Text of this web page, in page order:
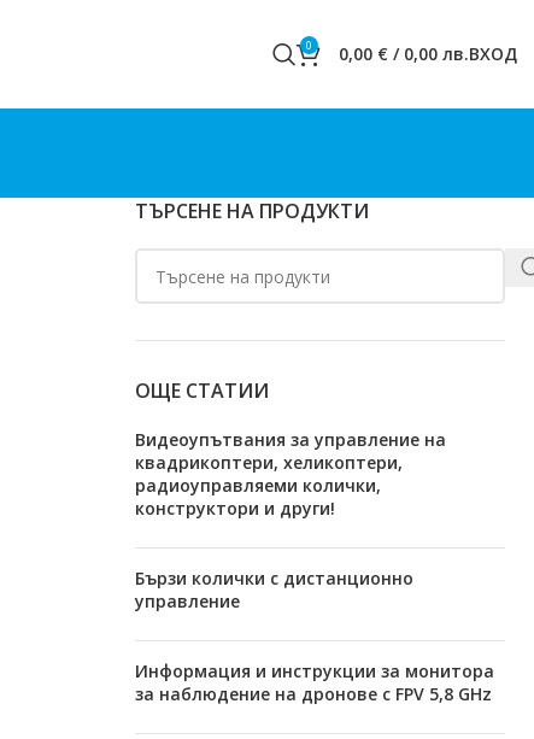
0 0,00 € / 0,00 лв.ВХОД
ТЪРСЕНЕ НА ПРОДУКТИ
ОЩЕ СТАТИИ
Видеоупътвания за управление на
квадрикоптери, хеликоптери,
радиоуправляеми колички,
конструктори и други!
Бързи колички с дистанционно
управление
Информация и инструкции за монитора
за наблюдение на дронове с FPV 5,8 GHz